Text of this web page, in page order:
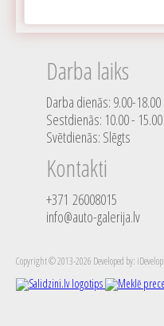
Darba laiks
Darba dienās: 9.00-18.00
Sestdienās: 10.00 - 15.00
Svētdienās: Slēgts
Kontakti
+371 26008015
info@auto-galerija.lv
Copyright © 2013-2026 Developed by: iDevelop